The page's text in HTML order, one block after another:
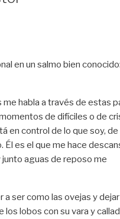
en un salmo bien
me habla a través de estas
de difíciles o de
en control de lo que soy, de
Él es el que me hace
aguas de reposo me
a ser como las ovejas y
los lobos con su vara y